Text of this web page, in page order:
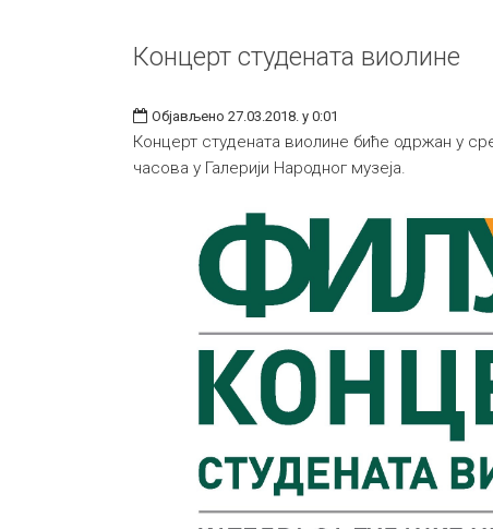
Концерт студената виолине
Објављено 27.03.2018. у 0:01
Концерт студената виолине биће одржан у
часова у Галерији Народног музеја.